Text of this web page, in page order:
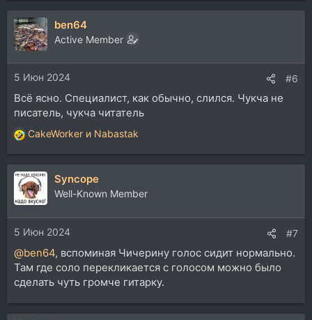
ben64
Active Member
5 Июн 2024 #6
Всё ясно. Специалист, как обычно, слился. Чукча не
писатель, чукча читатель
Р
е
а
к
ц
и
и
:
CakeWorker и Nabastak
Syncope
Well-Known Member
5 Июн 2024 #7
@ben64, вспоминая Чичерину голос сидит нормально.
Там где соло перекликается с голосом можно было
сделать чуть громче гитарку.